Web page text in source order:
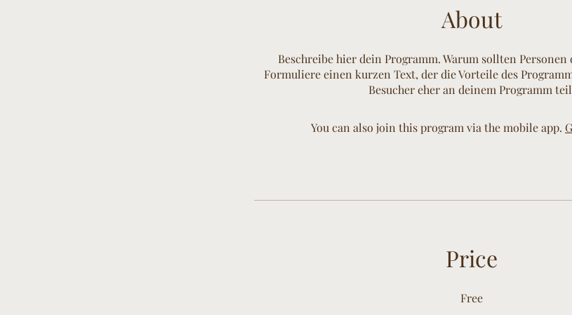
About
Beschreibe hier dein Programm. Warum sollten
Formuliere einen kurzen Text, der die Vorteile des
Besucher eher an deinem Programm
You can also join this program via the mobile app.
Price
Free